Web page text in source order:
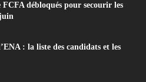
débloqués pour secourir les
: la liste des candidats et les